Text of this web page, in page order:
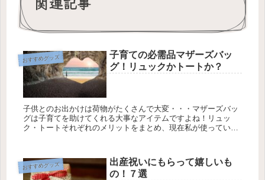
おすすめグッズ
子育ての必需品マザーズバッ
グ！リュックかトートか？
子供とのお出かけは荷物がたくさんで大変・・・マザーズバッ
グは子育てを助けてくれる大事なアイテムですよね！リュッ
ク・トートそれぞれのメリットをまとめ、現在私が使っている
おすすめグッズ
出産祝いにもらって嬉しいも
の！７選